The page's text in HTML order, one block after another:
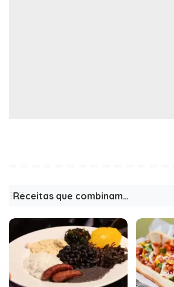
Receitas que combinam…